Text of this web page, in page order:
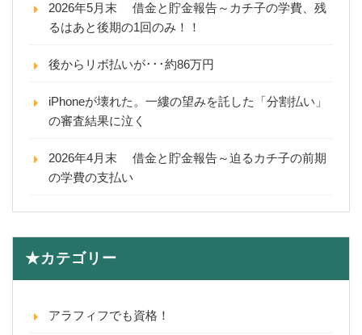
2026年5月末 借金と貯金報告～カチ子の学費、残
るはあと後期の1回のみ！！
後からリボ払いが･･･約86万円
iPhoneが壊れた。一縷の望みを託した「分割払い」
の審査結果に泣く
2026年4月末 借金と貯金報告～迫るカチ子の前期
の学費の支払い
★カテゴリー
アラフィフでも資格！